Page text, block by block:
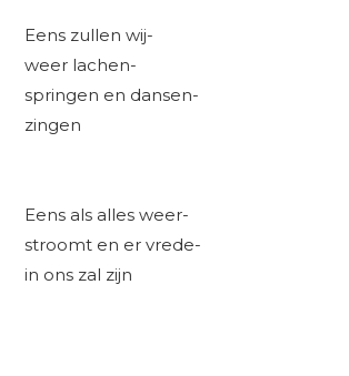
Eens zullen wij-
weer lachen-
springen en dansen-
zingen
Eens als alles weer-
stroomt en er vrede-
in ons zal zijn